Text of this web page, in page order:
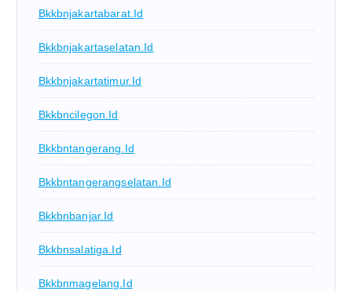
Bkkbnjakartabarat.id
Bkkbnjakartaselatan.id
Bkkbnjakartatimur.id
Bkkbncilegon.id
Bkkbntangerang.id
Bkkbntangerangselatan.id
Bkkbnbanjar.id
Bkkbnsalatiga.id
Bkkbnmagelang.id